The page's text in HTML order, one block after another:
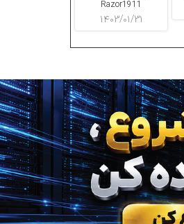
Razor1911
۱۴۰۳/۰۱/۳۱